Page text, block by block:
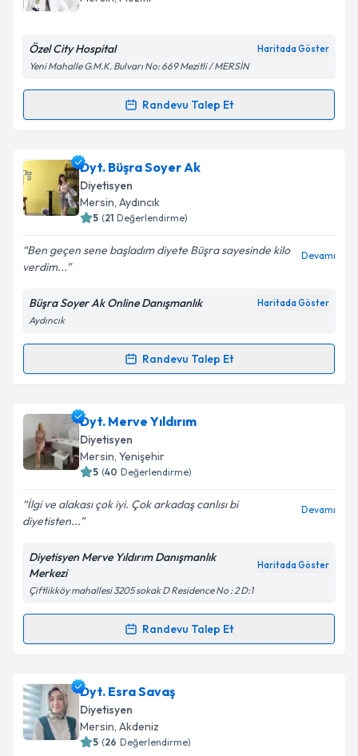
Kişisel verilerimin işlenmesine ilişkin
Metni'ni okudum ve kişisel verilerimin belirtilen
Takvim Talebini Gönder
Özel City Hospital Haritada Göster
Yeni Mahalle G.M.K. Bulvarı No: 669 Mezitli / MERSİN
Randevu Talep Et
Randevu Takvimi Talebi
Dyt. Özlem Doğaniçin randevu takvimi talebi
oluşturun. Size bu uzmandan randevu almanız için bir
takvim hazırlandığında e-posta ile bilgilendireceğiz.
Kişisel verilerimin işlenmesine ilişkin
Aydınlatma
kapsamda işlenmesini kabul ediyorum.
Dyt. Büşra Soyer Ak
Diyetisyen
Mersin, Aydıncık
5 (21 Değerlendirme)
Ben geçen sene başladım diyete Büşra sayesinde kilo
verdim...
Devamı
Büşra Soyer Ak Online Danışmanlık Haritada Göster
Aydıncık
Randevu Talep Et
Randevu Takvimi Talebi
Dyt. Büşra Soyer Akiçin randevu takvimi talebi
oluşturun. Size bu uzmandan randevu almanız için bir
takvim hazırlandığında e-posta ile bilgilendireceğiz.
Kişisel verilerimin işlenmesine ilişkin
Aydınlatma
kapsamda işlenmesini kabul ediyorum.
Takvim Talebini Gönder
Dyt. Merve Yıldırım
Diyetisyen
Mersin, Yenişehir
5 (40 Değerlendirme)
İlgi ve alakası çok iyi. Çok arkadaş canlısı bi
diyetisten...
Devamı
Diyetisyen Merve Yıldırım Danışmanlık
Merkezi
Haritada Göster
Çiftlikköy mahallesi 3205 sokak D Residence No : 2 D:1
Randevu Talep Et
Randevu Takvimi Talebi
Dyt. Merve Yıldırımiçin randevu takvimi talebi
oluşturun. Size bu uzmandan randevu almanız için bir
takvim hazırlandığında e-posta ile bilgilendireceğiz.
Dyt. Esra Savaş
Diyetisyen
Mersin, Akdeniz
5 (26 Değerlendirme)